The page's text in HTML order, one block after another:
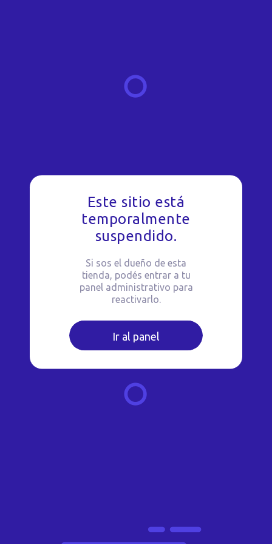
Este sitio está
temporalmente
suspendido.
Si sos el dueño de esta
tienda, podés entrar a tu
panel administrativo para
reactivarlo.
Ir al panel